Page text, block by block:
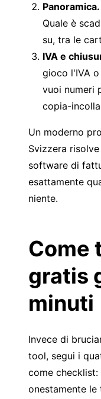
Panoramica.
Quale è
su, tra le
IVA e
gioco l'IVA
vuoi numeri
copia-
Un moderno
Svizzera
software di
esattamente
niente.
Come
gratis
minuti
Invece di
tool, segui i
come
onestamente